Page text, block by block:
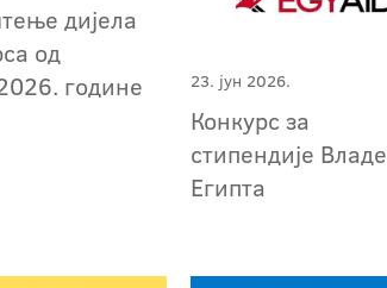
дијела
од
године
23. јун 2026.
Конкурс за
стипендије Владе
Египта